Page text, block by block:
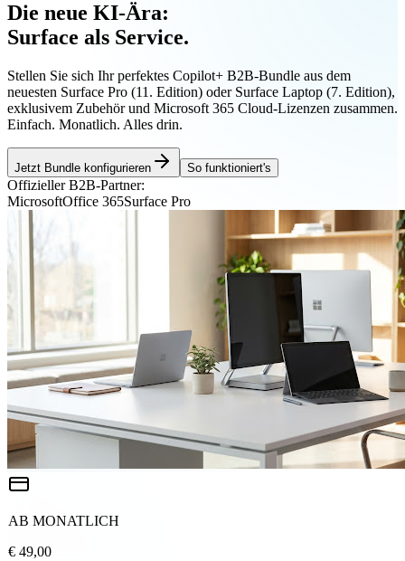
Die neue KI-Ära:
Surface als Service.
Stellen Sie sich Ihr perfektes Copilot+ B2B-Bundle aus dem
neuesten Surface Pro (11. Edition) oder Surface Laptop (7. Edition),
exklusivem Zubehör und Microsoft 365 Cloud-Lizenzen zusammen.
Einfach. Monatlich. Alles drin.
Jetzt Bundle konfigurieren So funktioniert's
Offizieller B2B-Partner:
MicrosoftOffice 365Surface Pro
AB MONATLICH
€ 49,00